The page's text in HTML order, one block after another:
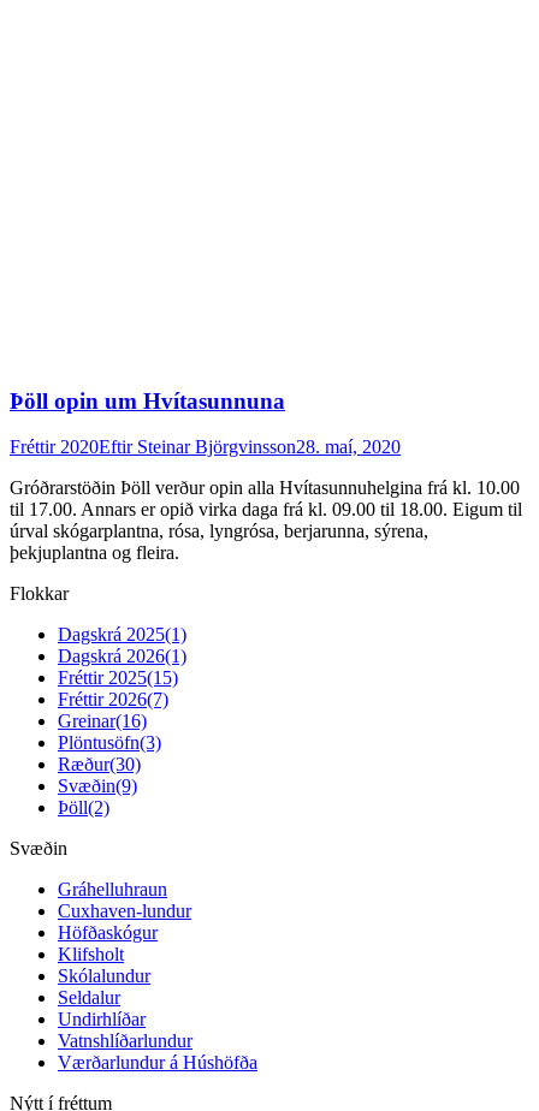
Þöll opin um Hvítasunnuna
Fréttir 2020Eftir Steinar Björgvinsson28. maí, 2020
Gróðrarstöðin Þöll verður opin alla Hvítasunnuhelgina frá kl. 10.00
til 17.00. Annars er opið virka daga frá kl. 09.00 til 18.00. Eigum til
úrval skógarplantna, rósa, lyngrósa, berjarunna, sýrena,
þekjuplantna og fleira.
Flokkar
Dagskrá 2025(1)
Dagskrá 2026(1)
Fréttir 2025(15)
Fréttir 2026(7)
Greinar(16)
Plöntusöfn(3)
Ræður(30)
Svæðin(9)
Þöll(2)
Svæðin
Gráhelluhraun
Cuxhaven-lundur
Höfðaskógur
Klifsholt
Skólalundur
Seldalur
Undirhlíðar
Vatnshlíðarlundur
Værðarlundur á Húshöfða
Nýtt í fréttum